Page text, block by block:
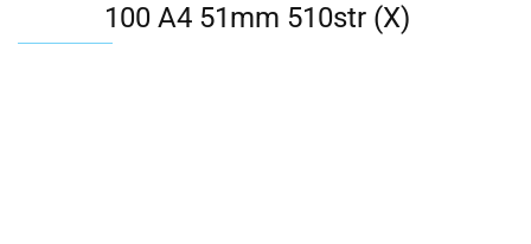
100 A4 51mm 510str (X)